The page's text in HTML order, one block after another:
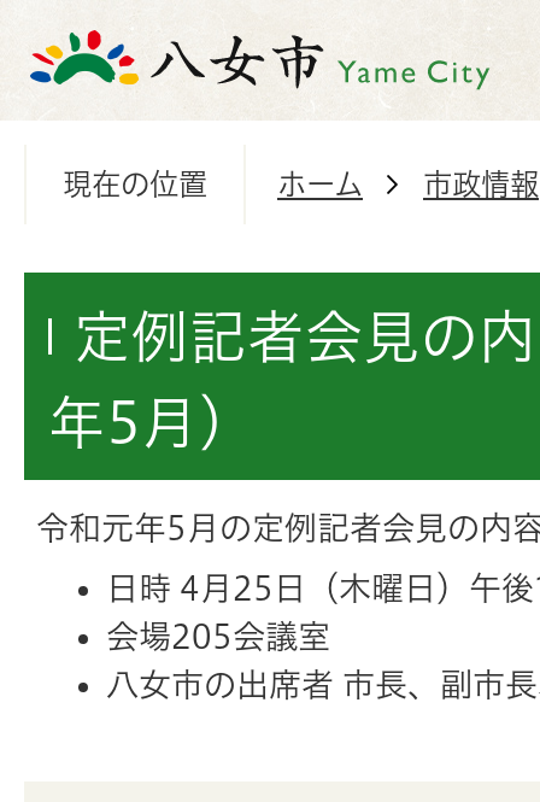
現在の位置 ホーム 市政情報
定例記者会見の
年5月）
令和元年5月の定例記者会見の内
日時 4月25日（木曜日）午
会場205会議室
八女市の出席者 市長、副市